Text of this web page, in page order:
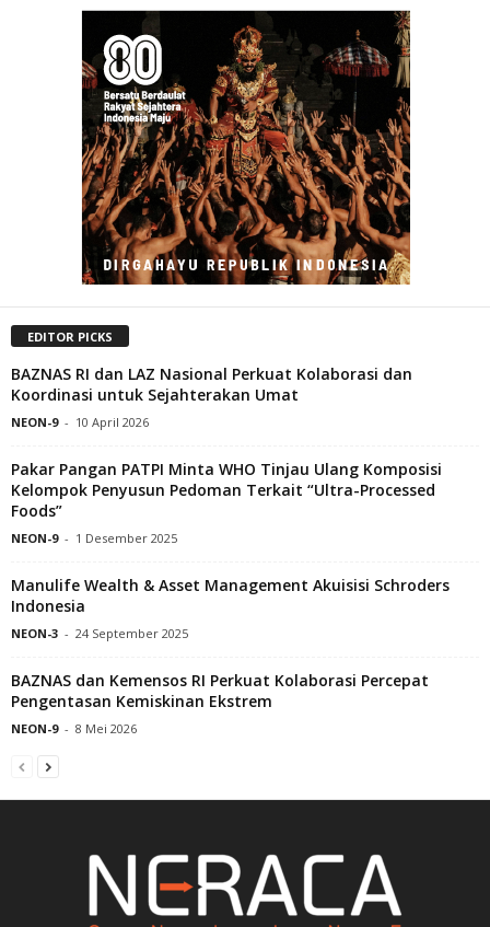
EDITOR PICKS
BAZNAS RI dan LAZ Nasional Perkuat Kolaborasi dan
Koordinasi untuk Sejahterakan Umat
NEON-9 - 10 April 2026
Pakar Pangan PATPI Minta WHO Tinjau Ulang Komposisi
Kelompok Penyusun Pedoman Terkait “Ultra-Processed
Foods”
NEON-9 - 1 Desember 2025
Manulife Wealth & Asset Management Akuisisi Schroders
Indonesia
NEON-3 - 24 September 2025
BAZNAS dan Kemensos RI Perkuat Kolaborasi Percepat
Pengentasan Kemiskinan Ekstrem
NEON-9 - 8 Mei 2026